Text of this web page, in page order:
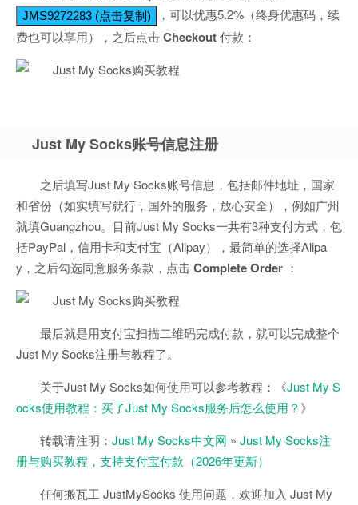
JMS9272283 (点击复制)
，可以优惠5.2%（终身优惠码，续
费也可以享用），之后点击Checkout付款：
Just My Socks账号信息注册
之后填写Just My Socks账号信息，包括邮件地址，国家
和省份（如实填写就行，国外的服务，放心安全），例如广州
就填Guangzhou。目前Just My Socks一共有3种支付方式，包
括PayPal，信用卡和支付宝（Alipay），最简单的选择Alipa
y，之后勾选同意服务条款，点击Complete Order ：
最后就是用支付宝扫描二维码完成付款，就可以完成整个
Just My Socks注册与教程了。
关于Just My Socks如何使用可以参考教程：《Just My S
ocks使用教程：买了Just My Socks服务后怎么使用？ 》
转载请注明： Just My Socks中文网 » Just My Socks注
册与购买教程，支持支付宝付款（2026年更新）
任何搬瓦工 JustMySocks 使用问题，欢迎加入 Just My